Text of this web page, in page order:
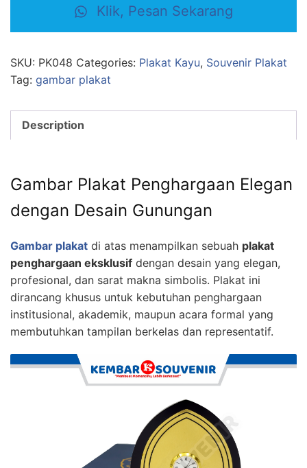
Klik, Pesan Sekarang
SKU: PK048 Categories: Plakat Kayu, Souvenir Plakat
Tag: gambar plakat
Description
Gambar Plakat Penghargaan Elegan
dengan Desain Gunungan
Gambar plakat di atas menampilkan sebuah plakat
penghargaan eksklusif dengan desain yang elegan,
profesional, dan sarat makna simbolis. Plakat ini
dirancang khusus untuk kebutuhan penghargaan
institusional, akademik, maupun acara formal yang
membutuhkan tampilan berkelas dan representatif.